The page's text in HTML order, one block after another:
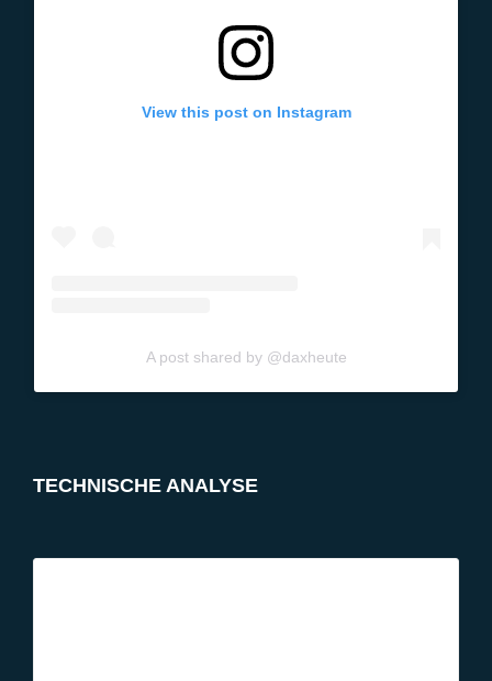
View this post on Instagram
A post shared by @daxheute
TECHNISCHE ANALYSE